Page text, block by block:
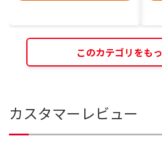
このカテゴリをも
カスタマーレビュー